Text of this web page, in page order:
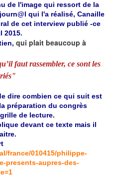
de l'image qui ressort de la
qui l'a réalisé, Canaille
de cet interview publié -ce
2015.
qui plait beaucoup à
faut rassembler, ce sont les
dire combien ce qui suit est
préparation du congrès
de lecture.
devant ce texte mais il
france/010415/philippe-
presents-aupres-des-